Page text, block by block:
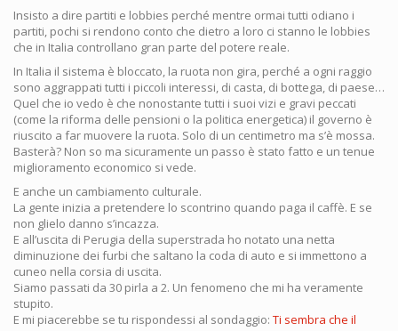
Insisto a dire partiti e lobbies perché mentre ormai tutti odiano i
partiti, pochi si rendono conto che dietro a loro ci stanno le lobbies
che in Italia controllano gran parte del potere reale.
In Italia il sistema è bloccato, la ruota non gira, perché a ogni raggio
sono aggrappati tutti i piccoli interessi, di casta, di bottega, di paese…
Quel che io vedo è che nonostante tutti i suoi vizi e gravi peccati
(come la riforma delle pensioni o la politica energetica) il governo è
riuscito a far muovere la ruota. Solo di un centimetro ma s’è mossa.
Basterà? Non so ma sicuramente un passo è stato fatto e un tenue
miglioramento economico si vede.
E anche un cambiamento culturale.
La gente inizia a pretendere lo scontrino quando paga il caffè. E se
non glielo danno s’incazza.
E all’uscita di Perugia della superstrada ho notato una netta
diminuzione dei furbi che saltano la coda di auto e si immettono a
cuneo nella corsia di uscita.
Siamo passati da 30 pirla a 2. Un fenomeno che mi ha veramente
stupito.
E mi piacerebbe se tu rispondessi al sondaggio: Ti sembra che il